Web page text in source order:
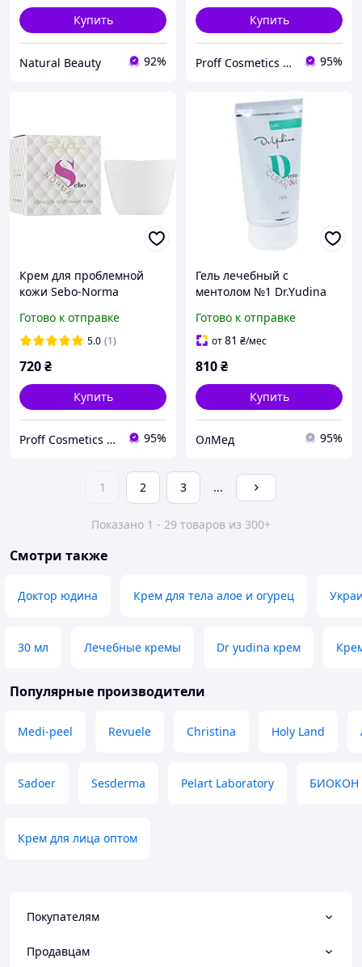
Купить
Natural Beauty 92%
Купить
Proff Cosmetics - професійна косметика провідних брендів світу 95%
Крем для проблемной
кожи Sebo-Norma
Готово к отправке
5.0 (1)
720₴
Купить
Proff Cosmetics - професійна косметика провідних брендів світу 95%
Гель лечебный с
ментолом №1 Dr.Yudina
Готово к отправке
от81 ₴/мес
810₴
Купить
ОлМед 95%
1 2 3 ...
Показано 1 - 29 товаров из 300+
Смотри также
Доктор юдина Крем для тела алое и огурец
30 мл Лечебные кремы Dr yudina крем
Популярные производители
Medi-peel Revuele Christina Holy Land
Sadoer Sesderma Pelart Laboratory БИОКОН
Крем для лица оптом
Покупателям
Продавцам